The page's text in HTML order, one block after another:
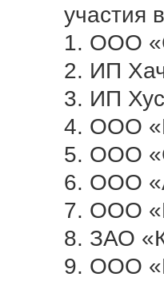
участия
1. ООО
2. ИП
3. ИП
4. ООО
5. ООО
6. ООО
7. ООО
8. ЗАО
9. ООО